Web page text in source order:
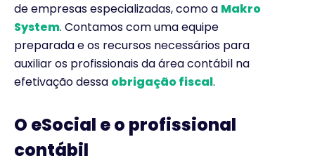
de empresas especializadas, como a Makro
System. Contamos com uma equipe
preparada e os recursos necessários para
auxiliar os profissionais da área contábil na
efetivação dessa obrigação fiscal.
O eSocial e o profissional
contábil